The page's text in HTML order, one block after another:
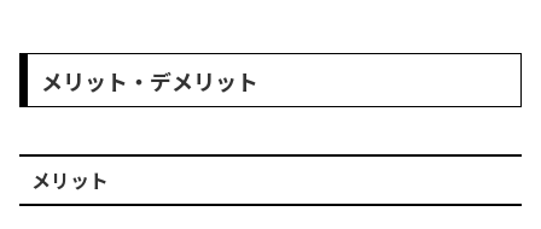
メリット・デメリット
メリット